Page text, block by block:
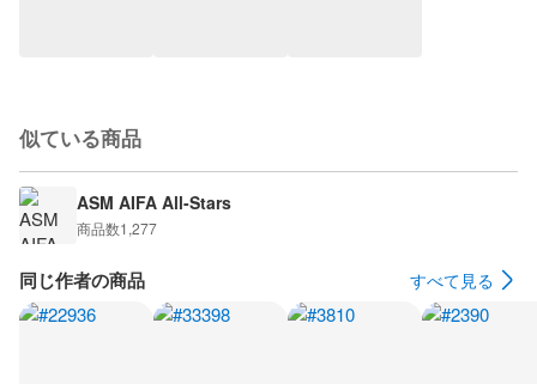
似ている商品
ASM AIFA All-Stars
商品数1,277
同じ作者の商品 すべて見る